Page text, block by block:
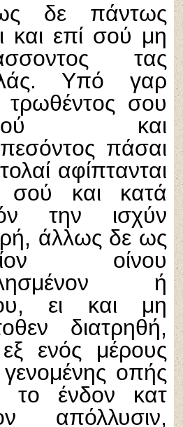
δε πάντως
και επί σού μη
τας
Υπό γαρ
τρωθέντος σου
και
πάσαι
αφίπτανται
και κατά
την ισχύν
άλλως δε ως
οίνου
ή
ει και μη
διατρηθή,
ενός μέρους
γενομένης οπής
το ένδον κατ
απόλλυσιν,